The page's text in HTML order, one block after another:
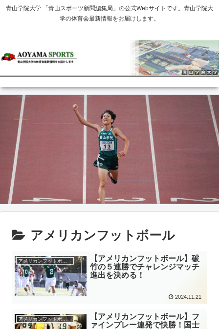
青山学院大学 「青山スポーツ新聞編集局」の公式Webサイトです。青山学院大
学の体育会最新情報をお届けします。
アメリカンフットボール
【アメリカンフットボール】破
竹の５連勝でチャレンジマッチ
進出を決める！
2024.11.21
アメリカンフットボール
【アメリカンフットボール】フ
ァインプレー連発で快勝！国士